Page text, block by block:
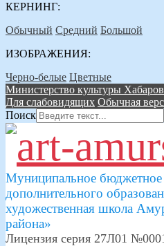
КЕРНИНГ:
Обычный Средний Большой
ИЗОБРАЖЕНИЯ:
Черно-белые Цветные
Министерство культуры
Для слабовидящих Обычная
Поиск
Муниципальное
дополнительного
художественная школа
района»
Лицензия серия 27Л01